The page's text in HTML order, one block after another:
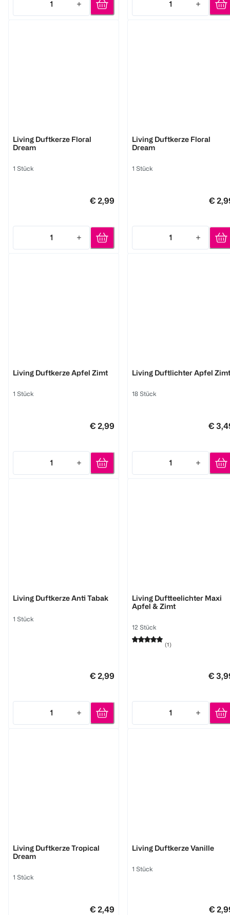
1
Quantity: 1
1
Quantity: 1
Living Duftkerze Floral
Dream
1 Stück
€ 2,99
1
Quantity: 1
Living Duftkerze Floral
Dream
1 Stück
€
1
Quantity: 1
Living Duftkerze Apfel Zimt
1 Stück
€ 2,99
1
Quantity: 1
Living Duftlichter Apfel Zimt
18 Stück
€
1
Quantity: 1
Living Duftkerze Anti Tabak
1 Stück
€ 2,99
1
Quantity: 1
Living Duftteelichter Maxi
Apfel & Zimt
12 Stück
(1)
€
1
Quantity: 1
Living Duftkerze Tropical
Dream
1 Stück
€ 2,49
Living Duftkerze Vanille
1 Stück
€